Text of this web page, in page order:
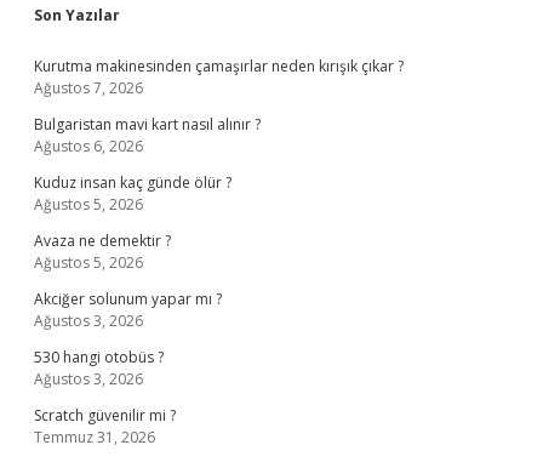
Sidebar
Son Yazılar
Kurutma makinesinden çamaşırlar neden kırışık çıkar ?
Ağustos 7, 2026
Bulgaristan mavi kart nasıl alınır ?
Ağustos 6, 2026
Kuduz insan kaç günde ölür ?
Ağustos 5, 2026
Avaza ne demektir ?
Ağustos 5, 2026
Akciğer solunum yapar mı ?
Ağustos 3, 2026
530 hangi otobüs ?
Ağustos 3, 2026
Scratch güvenilir mi ?
Temmuz 31, 2026